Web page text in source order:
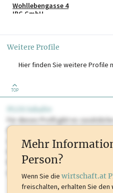
Wohllebengasse 4
IBG GmbH
Weitere Profile
Hier finden Sie weitere Profile
TOP
PLUS Inhalte
Für dieses Profil gibt es
Sie momentan nicht einsehen
oder loggen Sie sich ein um diese
Marken, Patente,
mehr.
Mehr
Person?
Wenn Sie die wirtschaft.at
freischalten, erhalten Sie den